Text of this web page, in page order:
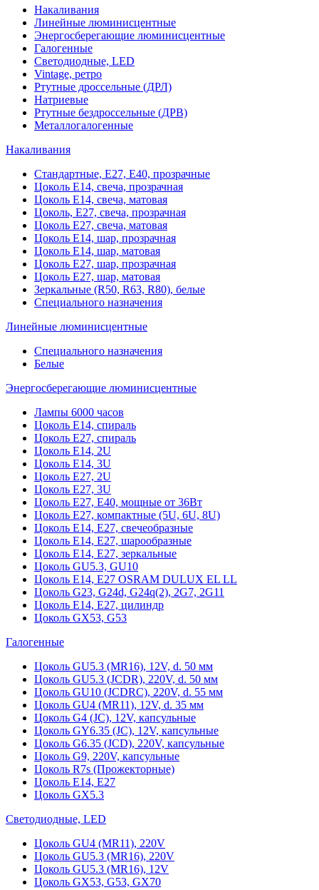
Накаливания
Линейные люминисцентные
Энергосберегающие люминисцентные
Галогенные
Светодиодные, LED
Vintage, ретро
Ртутные дроссельные (ДРЛ)
Натриевые
Ртутные бездроссельные (ДРВ)
Металлогалогенные
Накаливания
Стандартные, Е27, Е40, прозрачные
Цоколь Е14, свеча, прозрачная
Цоколь Е14, свеча, матовая
Цоколь, Е27, свеча, прозрачная
Цоколь Е27, свеча, матовая
Цоколь Е14, шар, прозрачная
Цоколь Е14, шар, матовая
Цоколь Е27, шар, прозрачная
Цоколь Е27, шар, матовая
Зеркальные (R50, R63, R80), белые
Специального назначения
Линейные люминисцентные
Специального назначения
Белые
Энергосберегающие люминисцентные
Лампы 6000 часов
Цоколь Е14, спираль
Цоколь Е27, спираль
Цоколь Е14, 2U
Цоколь Е14, 3U
Цоколь Е27, 2U
Цоколь Е27, 3U
Цоколь Е27, Е40, мощные от 36Вт
Цоколь Е27, компактные (5U, 6U, 8U)
Цоколь Е14, Е27, свечеобразные
Цоколь Е14, Е27, шарообразные
Цоколь Е14, Е27, зеркальные
Цоколь GU5.3, GU10
Цоколь Е14, Е27 OSRAM DULUX EL LL
Цоколь G23, G24d, G24q(2), 2G7, 2G11
Цоколь Е14, Е27, цилиндр
Цоколь GX53, G53
Галогенные
Цоколь GU5.3 (MR16), 12V, d. 50 мм
Цоколь GU5.3 (JCDR), 220V, d. 50 мм
Цоколь GU10 (JCDRC), 220V, d. 55 мм
Цоколь GU4 (MR11), 12V, d. 35 мм
Цоколь G4 (JC), 12V, капсульные
Цоколь GY6.35 (JC), 12V, капсульные
Цоколь G6.35 (JCD), 220V, капсульные
Цоколь G9, 220V, капсульные
Цоколь R7s (Прожекторные)
Цоколь E14, E27
Цоколь GX5.3
Светодиодные, LED
Цоколь GU4 (MR11), 220V
Цоколь GU5.3 (MR16), 220V
Цоколь GU5.3 (MR16), 12V
Цоколь GX53, G53, GX70